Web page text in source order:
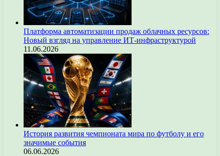
Платформа автоматизации продаж облачных ресурсов:
Новый взгляд на управление ИТ-инфраструктурой
11.06.2026
История развития чемпионата мира по футболу и его
значимые события
06.06.2026